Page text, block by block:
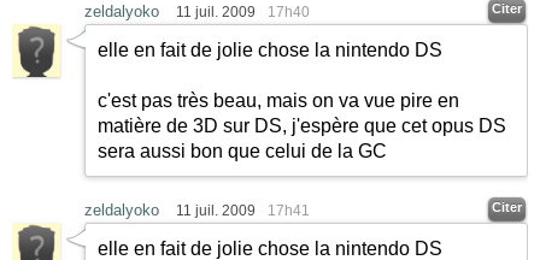
zeldalyoko 11 juil. 2009 17h40 Citer
elle en fait de jolie chose la nintendo DS
c'est pas très beau, mais on va vue pire en
matière de 3D sur DS, j'espère que cet opus DS
sera aussi bon que celui de la GC
zeldalyoko 11 juil. 2009 17h41 Citer
elle en fait de jolie chose la nintendo DS